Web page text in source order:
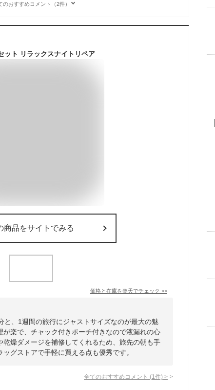
のおすすめコメント（2件）
ット リラックスナイトリペア
商品をサイトでみる
価格と在庫を楽天でチェック >>
と、1週間の旅行にジャストサイズなのが最大の魅
楽で、チャック付きポーチ付きなので液漏れの心
燥ダメージを補修してくれるため、旅先の朝も手
グストアで手軽に買える点も優秀です。
全てのおすすめコメント (1 件) >